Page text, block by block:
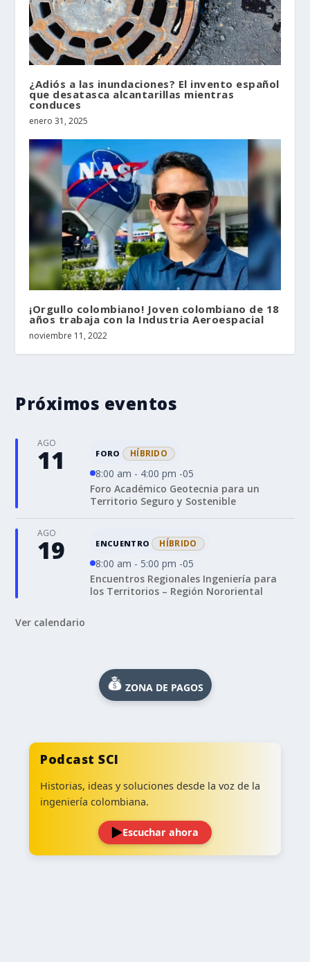
¿Adiós a las inundaciones? El invento español
que desatasca alcantarillas mientras
conduces
enero 31, 2025
¡Orgullo colombiano! Joven colombiano de 18
años trabaja con la Industria Aeroespacial
noviembre 11, 2022
Próximos eventos
AGO
11 FORO HÍBRIDO
8:00 am - 4:00 pm -05
Foro Académico Geotecnia para un
Territorio Seguro y Sostenible
AGO
19 ENCUENTRO HÍBRIDO
8:00 am - 5:00 pm -05
Encuentros Regionales Ingeniería para
los Territorios – Región Nororiental
Ver calendario
ZONA DE PAGOS
Podcast SCI
Historias, ideas y soluciones desde la voz de la
ingeniería colombiana.
Escuchar ahora